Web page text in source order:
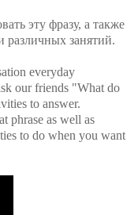
эту фразу, а также
различных занятий.
everyday
our friends "What do
to answer.
phrase as well as
to do when you want